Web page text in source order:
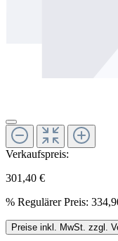
Verkaufspreis:
301,40 €
% Regulärer Preis:
Preise inkl. MwSt. zzgl.